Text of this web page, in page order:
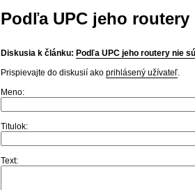
Podľa UPC jeho
Diskusia k článku: Podľa UPC jeho routery nie
Prispievajte do diskusií ako prihlásený užívateľ.
Meno:
Titulok:
Text: